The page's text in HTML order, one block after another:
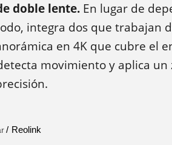
doble lente. En lugar de
integra dos que trabajan
en 4K que cubre el
movimiento y aplica
Reolink